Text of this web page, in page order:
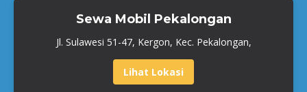
Sewa Mobil Pekalongan
Jl. Sulawesi 51-47, Kergon, Kec. Pekalongan,
Lihat Lokasi